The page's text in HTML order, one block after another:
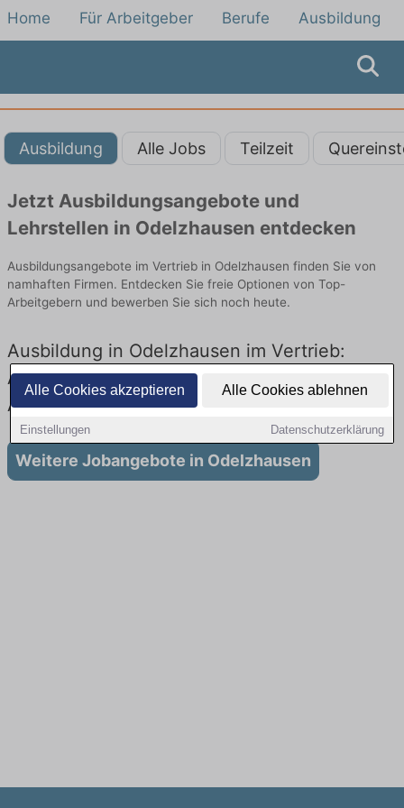
Alle Cookies akzeptieren Alle Cookies ablehnen
Einstellungen Datenschutzerklärung
Home Für Arbeitgeber Berufe Ausbildung
Ausbildung Alle Jobs Teilzeit
Jetzt Ausbildungsangebote und
Lehrstellen in Odelzhausen entdecken
Ausbildungsangebote im Vertrieb in Odelzhausen finden Sie von
namhaften Firmen. Entdecken Sie freie Optionen von Top-
Arbeitgebern und bewerben Sie sich noch heute.
Ausbildung in Odelzhausen im Vertrieb:
Aktuell gibt es keine Stellenangebote für
Ausbildung in Odelzhausen
Weitere Jobangebote in Odelzhausen